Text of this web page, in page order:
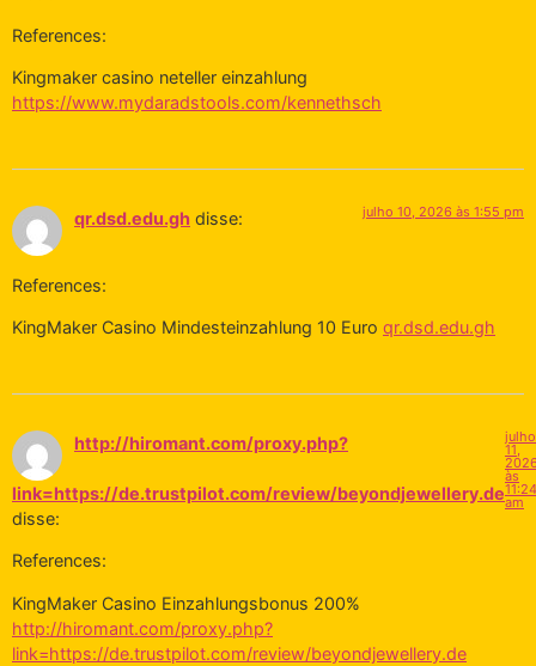
References:
Kingmaker casino neteller einzahlung
https://www.mydaradstools.com/kennethsch
qr.dsd.edu.gh disse: julho 10, 2026 às 1:55 pm
References:
KingMaker Casino Mindesteinzahlung 10 Euro qr.dsd.edu.gh
http://hiromant.com/proxy.php?
link=https://de.trustpilot.com/review/beyondjewellery.de
disse:
julho
11,
às
11:24
am
References:
KingMaker Casino Einzahlungsbonus 200%
http://hiromant.com/proxy.php?
link=https://de.trustpilot.com/review/beyondjewellery.de